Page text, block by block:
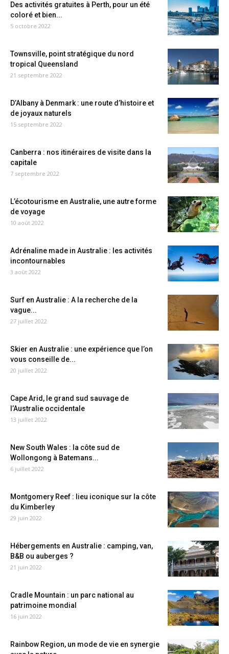
Des activités gratuites à Perth, pour un été
coloré et bien...
5 octobre 2022
Townsville, point stratégique du nord
tropical Queensland
21 septembre 2022
D’Albany à Denmark : une route d’histoire et
de joyaux naturels
15 septembre 2022
Canberra : nos itinéraires de visite dans la
capitale
7 septembre 2022
L’écotourisme en Australie, une autre forme
de voyage
10 août 2022
Adrénaline made in Australie : les activités
incontournables
3 août 2022
Surf en Australie : A la recherche de la
vague...
27 juillet 2022
Skier en Australie : une expérience que l’on
vous conseille de...
20 juillet 2022
Cape Arid, le grand sud sauvage de
l’Australie occidentale
13 juillet 2022
New South Wales : la côte sud de
Wollongong à Batemans...
6 juillet 2022
Montgomery Reef : lieu iconique sur la côte
du Kimberley
29 juin 2022
Hébergements en Australie : camping, van,
B&B ou auberges ?
21 juin 2022
Cradle Mountain : un parc national au
patrimoine mondial
16 juin 2022
Rainbow Region, un mode de vie en synergie